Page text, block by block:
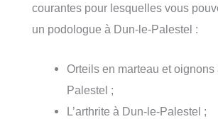
courantes pour lesquelles vous
un podologue à Dun-le-Palestel :
Orteils en marteau et oignons
Palestel ;
L’arthrite à Dun-le-Palestel ;